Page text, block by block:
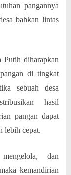
pangannya
bahkan lintas
Putih diharapkan
di tingkat
sebuah desa
hasil
pangan dapat
lebih cepat.
dan
kemandirian